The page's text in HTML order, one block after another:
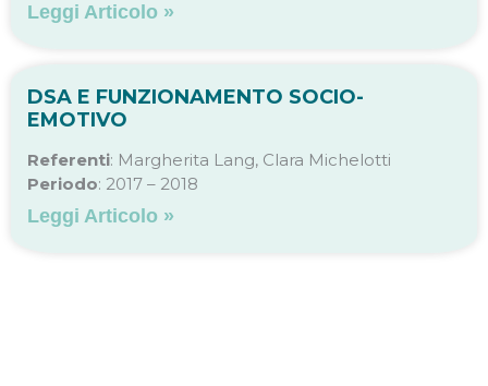
Leggi Articolo »
DSA E FUNZIONAMENTO SOCIO-
EMOTIVO
Referenti: Margherita Lang, Clara Michelotti
Periodo: 2017 – 2018
Leggi Articolo »